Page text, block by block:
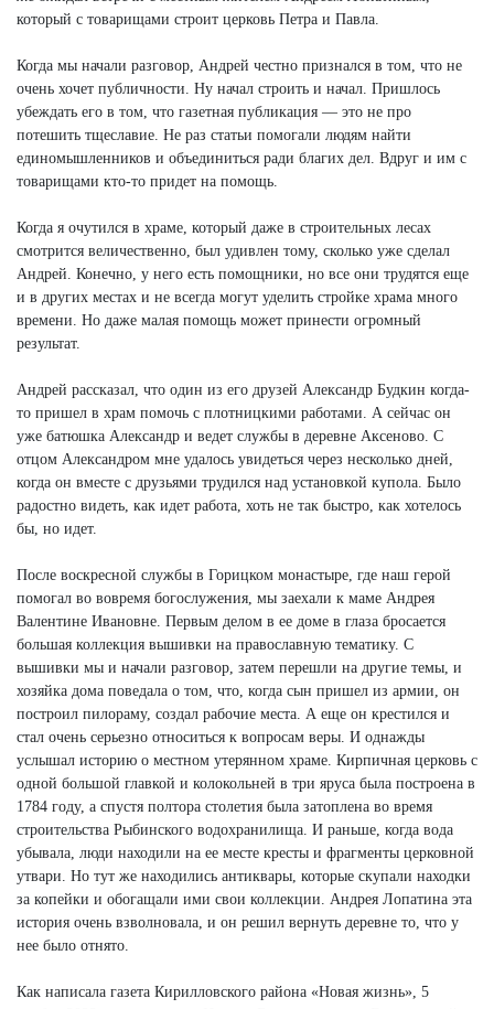
который с товарищами строит церковь Петра и Павла.
Когда мы начали разговор, Андрей честно признался в том, что не
очень хочет публичности. Ну начал строить и начал. Пришлось
убеждать его в том, что газетная публикация — это не про
потешить тщеславие. Не раз статьи помогали людям найти
единомышленников и объединиться ради благих дел. Вдруг и им с
товарищами кто-то придет на помощь.
Когда я очутился в храме, который даже в строительных лесах
смотрится величественно, был удивлен тому, сколько уже сделал
Андрей. Конечно, у него есть помощники, но все они трудятся еще
и в других местах и не всегда могут уделить стройке храма много
времени. Но даже малая помощь может принести огромный
результат.
Андрей рассказал, что один из его друзей Александр Будкин когда-
то пришел в храм помочь с плотницкими работами. А сейчас он
уже батюшка Александр и ведет службы в деревне Аксеново. С
отцом Александром мне удалось увидеться через несколько дней,
когда он вместе с друзьями трудился над установкой купола. Было
радостно видеть, как идет работа, хоть не так быстро, как хотелось
бы, но идет.
После воскресной службы в Горицком монастыре, где наш герой
помогал во вовремя богослужения, мы заехали к маме Андрея
Валентине Ивановне. Первым делом в ее доме в глаза бросается
большая коллекция вышивки на православную тематику. С
вышивки мы и начали разговор, затем перешли на другие темы, и
хозяйка дома поведала о том, что, когда сын пришел из армии, он
построил пилораму, создал рабочие места. А еще он крестился и
стал очень серьезно относиться к вопросам веры. И однажды
услышал историю о местном утерянном храме. Кирпичная церковь с
одной большой главкой и колокольней в три яруса была построена в
1784 году, а спустя полтора столетия была затоплена во время
строительства Рыбинского водохранилища. И раньше, когда вода
убывала, люди находили на ее месте кресты и фрагменты церковной
утвари. Но тут же находились антиквары, которые скупали находки
за копейки и обогащали ими свои коллекции. Андрея Лопатина эта
история очень взволновала, и он решил вернуть деревне то, что у
нее было отнято.
Как написала газета Кирилловского района «Новая жизнь», 5